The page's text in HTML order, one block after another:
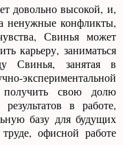
довольно высокой, и,
ненужные конфликты,
Свинья может
карьеру, заниматься
Свинья, занятая в
экспериментальной
получить свою долю
в работе,
базу для будущих
офисной работе